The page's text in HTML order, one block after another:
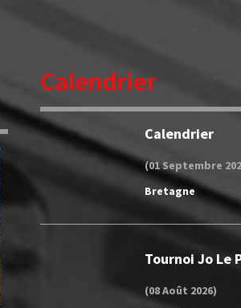
Calendrier
Calendrier
(01 Septembre
Bretagne
Tournoi Jo Le
(08 Août 2026)